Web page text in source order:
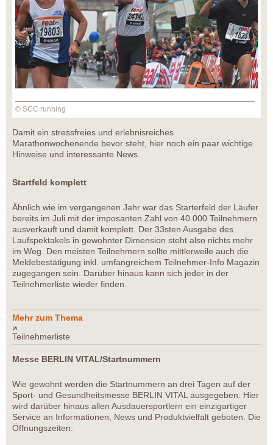
© SCC running
Damit ein stressfreies und erlebnisreiches
Marathonwochenende bevor steht, hier noch ein paar wichtige
Hinweise und interessante News.
Startfeld komplett
Ähnlich wie im vergangenen Jahr war das Starterfeld der Läufer
bereits im Juli mit der imposanten Zahl von 40.000 Teilnehmern
ausverkauft und damit komplett. Der 33sten Ausgabe des
Laufspektakels in gewohnter Dimension steht also nichts mehr
im Weg. Den meisten Teilnehmern sollte mittlerweile auch die
Meldebestätigung inkl. umfangreichem Teilnehmer-Info Magazin
zugegangen sein. Darüber hinaus kann sich jeder in der
Teilnehmerliste wieder finden.
Mehr zum Thema
Teilnehmerliste
Messe BERLIN VITAL/Startnummern
Wie gewohnt werden die Startnummern an drei Tagen auf der
Sport- und Gesundheitsmesse BERLIN VITAL ausgegeben. Hier
wird darüber hinaus allen Ausdauersportlern ein einzigartiger
Service an Informationen, News und Produktvielfalt geboten. Die
Öffnungszeiten: